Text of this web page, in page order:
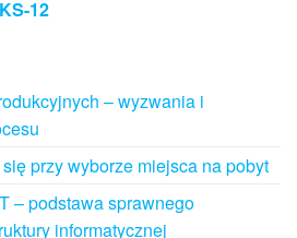
12
– wyzwania i
przy wyborze miejsca na pobyt
– podstawa sprawnego
informatycznej